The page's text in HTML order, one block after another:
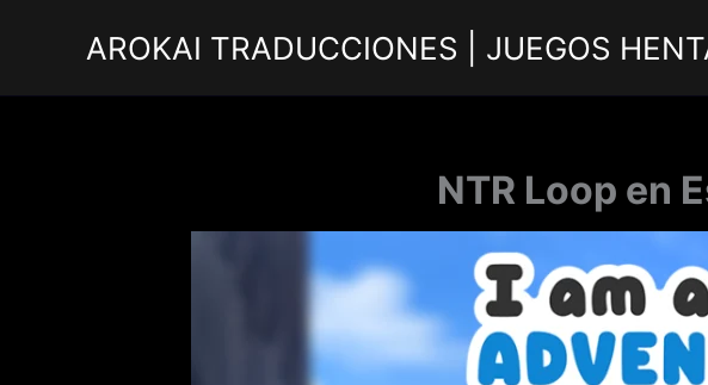
AROKAI TRADUCCIONES | JUEGOS
NTR Loop en